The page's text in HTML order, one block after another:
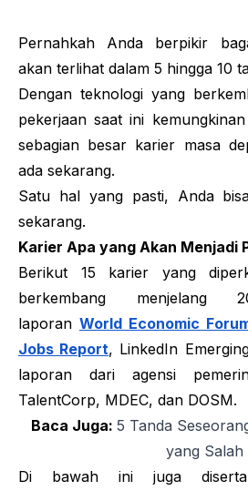
Pernahkah Anda berpikir
akan terlihat dalam 5 hingga 10
Dengan teknologi yang
pekerjaan saat ini
sebagian besar karier masa
ada sekarang.
Satu hal yang pasti, Anda
sekarang.
Karier Apa yang Akan Menjadi
Berikut 15 karier yang
berkembang menjelang
laporan World Economic
Jobs Report, LinkedIn
laporan dari agensi
TalentCorp, MDEC, dan DOSM.
Baca Juga: 5 Tanda
yang Salah
Di bawah ini juga